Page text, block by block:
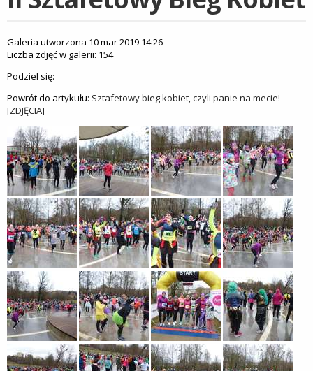
Galeria utworzona 10 mar 2019 14:26
Liczba zdjęć w galerii: 154
Podziel się:
Powrót do artykułu: Sztafetowy bieg kobiet, czyli panie na mecie!
[ZDJĘCIA]